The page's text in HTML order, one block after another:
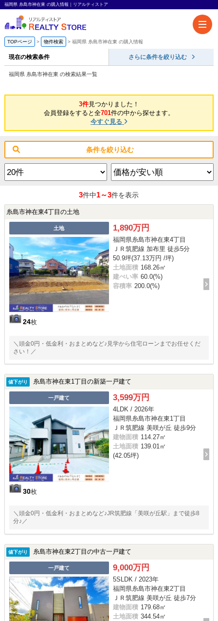
福岡県 糸島市神在東 の購入情報｜リアルティストア
TOPページ 物件検索 福岡県 糸島市神在東 の購入情報
現在の検索条件 さらに条件を絞り込む
福岡県 糸島市神在東 の検索結果一覧
3件見つかりました！
会員登録をすると全701件の中から探せます。
今すぐ見る
条件を絞り込む
3件中1～3件を表示
糸島市神在東4丁目の土地
土地
24枚
1,890万円
福岡県糸島市神在東4丁目
ＪＲ筑肥線 加布里 徒歩5分
50.9坪(37.13万円 /坪)
土地面積 168.26㎡
建ぺい率 60.0(%)
容積率 200.0(%)
＼頭金0円・低金利・おまとめなど♪見学から住宅ローンまでお任せくだ
さい！／
値下がり 糸島市神在東1丁目の新築一戸建て
一戸建て
30枚
3,599万円
4LDK / 2026年
福岡県糸島市神在東1丁目
ＪＲ筑肥線 美咲が丘 徒歩9分
建物面積 114.27㎡
土地面積 139.01㎡
(42.05坪)
＼頭金0円・低金利・おまとめなど♪JR筑肥線「美咲が丘駅」まで徒歩8
分♪／
値下がり 糸島市神在東2丁目の中古一戸建て
一戸建て 9,000万円
5SLDK / 2023年
福岡県糸島市神在東2丁目
ＪＲ筑肥線 美咲が丘 徒歩7分
建物面積 179.68㎡
土地面積 344.54㎡